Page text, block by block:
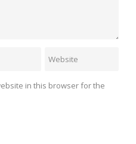
in this browser for the